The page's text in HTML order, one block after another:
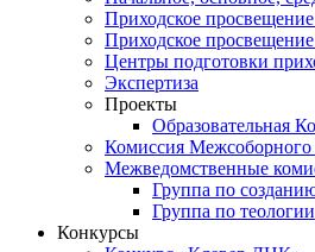
Приходское
Приходское просвещение
Центры подготовки
Экспертиза
Проекты
Образовательная
Комиссия Межсоборного
Межведомственные
Группа по
Группа по теологии
Конкурсы